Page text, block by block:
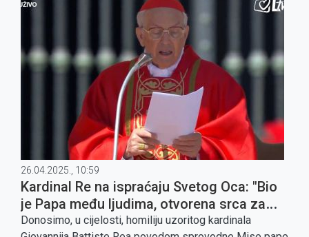
26.04.2025., 10:59
Kardinal Re na ispraćaju Svetog Oca: "Bio
je Papa među ljudima, otvorena srca za
sve"
Donosimo, u cijelosti, homiliju uzoritog kardinala